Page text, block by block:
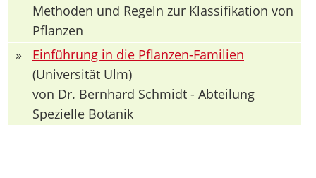
Methoden und Regeln zur Klassifikation von
Pflanzen
»
Einführung in die Pflanzen-Familien
(Universität Ulm)
von Dr. Bernhard Schmidt - Abteilung
Spezielle Botanik